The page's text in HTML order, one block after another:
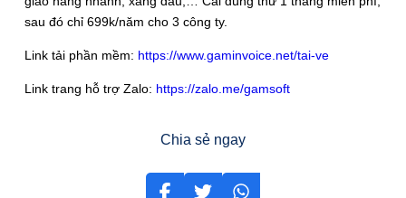
sau đó chỉ 699k/năm cho 3 công ty.
Link tải phần mềm: https://www.gaminvoice.net/tai-ve
Link trang hỗ trợ Zalo: https://zalo.me/gamsoft
Chia sẻ ngay